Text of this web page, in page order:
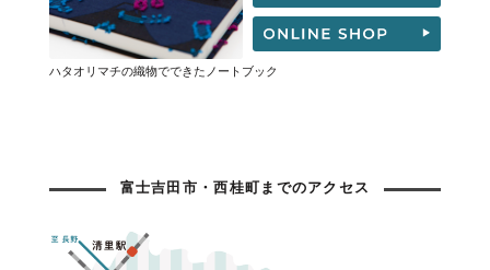
ハタオリマチの織物でできたノートブック
富士吉田市・西桂町までのアクセス